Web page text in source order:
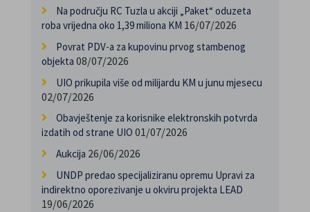
Na području RC Tuzla u akciji „Paket“ oduzeta
roba vrijedna oko 1,39 miliona KM 16/07/2026
Povrat PDV-a za kupovinu prvog stambenog
objekta 08/07/2026
UIO prikupila više od milijardu KM u junu mjesecu
02/07/2026
Obavještenje za korisnike elektronskih potvrda
izdatih od strane UIO 01/07/2026
Aukcija 26/06/2026
UNDP predao specijaliziranu opremu Upravi za
indirektno oporezivanje u okviru projekta LEAD
19/06/2026